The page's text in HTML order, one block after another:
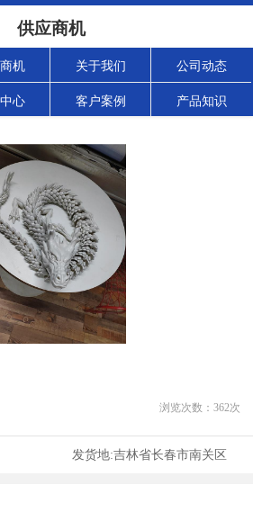
供应商机
机 关于我们 公司动态
心 客户案例 产品知识
浏览次数： 362次
发货地:吉林省长春市南关区